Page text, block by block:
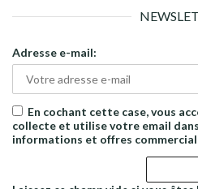
Adresse e-mail:
En cochant cette case, vous
collecte et utilise votre email
informations et offres